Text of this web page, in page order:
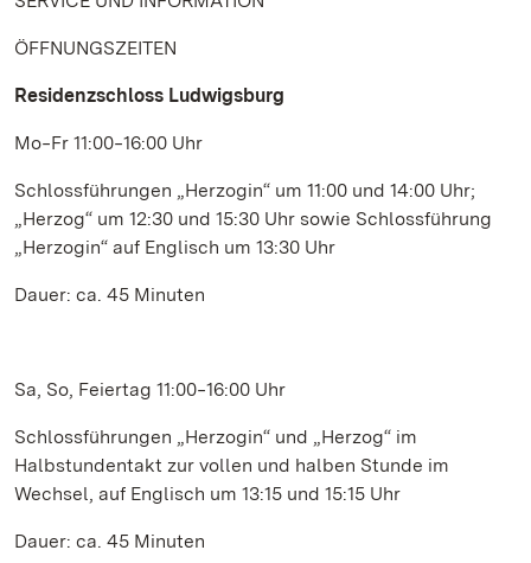
ÖFFNUNGSZEITEN
Residenzschloss Ludwigsburg
Mo‒Fr 11:00‒16:00 Uhr
Schlossführungen „Herzogin“ um 11:00 und 14:00 Uhr;
„Herzog“ um 12:30 und 15:30 Uhr sowie Schlossführung
„Herzogin“ auf Englisch um 13:30 Uhr
Dauer: ca. 45 Minuten
Sa, So, Feiertag 11:00‒16:00 Uhr
Schlossführungen „Herzogin“ und „Herzog“ im
Halbstundentakt zur vollen und halben Stunde im
Wechsel, auf Englisch um 13:15 und 15:15 Uhr
Dauer: ca. 45 Minuten